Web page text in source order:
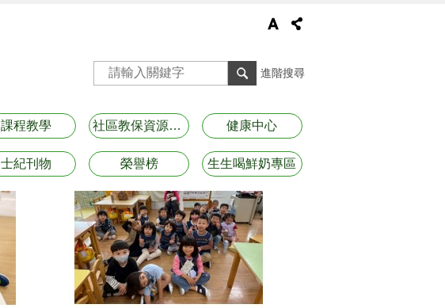
進階搜尋
課程教學 社區教保資源資訊 健康中心
士紀刊物 榮譽榜 生生喝鮮奶專區